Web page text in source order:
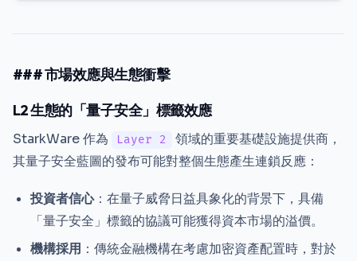
### 市場效應與生態衝擊
L2 生態的「量子安全」標籤效應
StarkWare 作為 Layer 2
領域的重要基礎設施提供商，
其量子安全藍圖的發布可能對整個生態產生連鎖反應：
投資者信心：在量子威脅日益具象化的背景下，具備
「量子安全」標籤的協議可能獲得資本市場的溢價。
機構採用 ：傳統金融機構在考慮加密資產配置時，對於